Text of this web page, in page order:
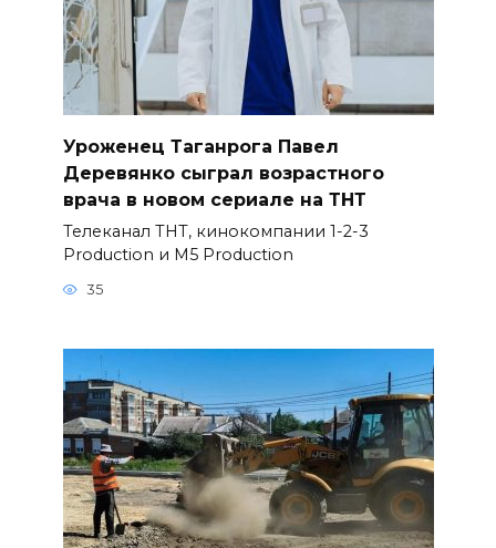
Уроженец Таганрога Павел
Деревянко сыграл возрастного
врача в новом сериале на ТНТ
Телеканал ТНТ, кинокомпании 1-2-3
Production и M5 Production
35